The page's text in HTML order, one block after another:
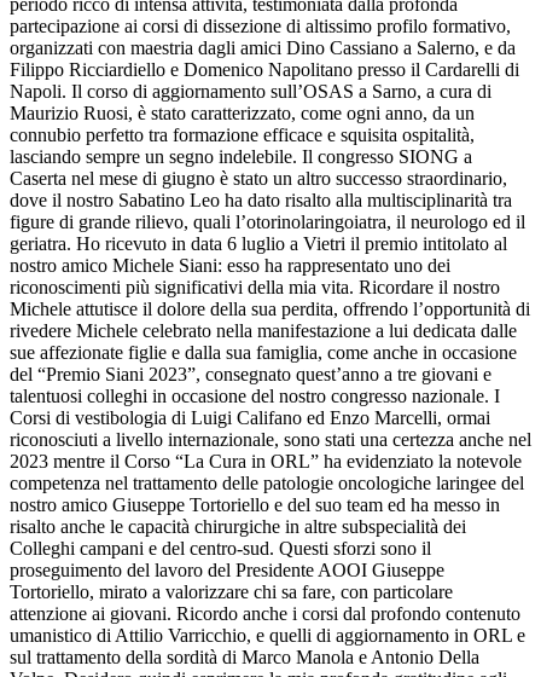
periodo ricco di intensa attività, testimoniata dalla profonda
partecipazione ai corsi di dissezione di altissimo profilo formativo,
organizzati con maestria dagli amici Dino Cassiano a Salerno, e da
Filippo Ricciardiello e Domenico Napolitano presso il Cardarelli di
Napoli. Il corso di aggiornamento sull’OSAS a Sarno, a cura di
Maurizio Ruosi, è stato caratterizzato, come ogni anno, da un
connubio perfetto tra formazione efficace e squisita ospitalità,
lasciando sempre un segno indelebile. Il congresso SIONG a
Caserta nel mese di giugno è stato un altro successo straordinario,
dove il nostro Sabatino Leo ha dato risalto alla multisciplinarità tra
figure di grande rilievo, quali l’otorinolaringoiatra, il neurologo ed il
geriatra. Ho ricevuto in data 6 luglio a Vietri il premio intitolato al
nostro amico Michele Siani: esso ha rappresentato uno dei
riconoscimenti più significativi della mia vita. Ricordare il nostro
Michele attutisce il dolore della sua perdita, offrendo l’opportunità di
rivedere Michele celebrato nella manifestazione a lui dedicata dalle
sue affezionate figlie e dalla sua famiglia, come anche in occasione
del “Premio Siani 2023”, consegnato quest’anno a tre giovani e
talentuosi colleghi in occasione del nostro congresso nazionale. I
Corsi di vestibologia di Luigi Califano ed Enzo Marcelli, ormai
riconosciuti a livello internazionale, sono stati una certezza anche nel
2023 mentre il Corso “La Cura in ORL” ha evidenziato la notevole
competenza nel trattamento delle patologie oncologiche laringee del
nostro amico Giuseppe Tortoriello e del suo team ed ha messo in
risalto anche le capacità chirurgiche in altre subspecialità dei
Colleghi campani e del centro-sud. Questi sforzi sono il
proseguimento del lavoro del Presidente AOOI Giuseppe
Tortoriello, mirato a valorizzare chi sa fare, con particolare
attenzione ai giovani. Ricordo anche i corsi dal profondo contenuto
umanistico di Attilio Varricchio, e quelli di aggiornamento in ORL e
sul trattamento della sordità di Marco Manola e Antonio Della